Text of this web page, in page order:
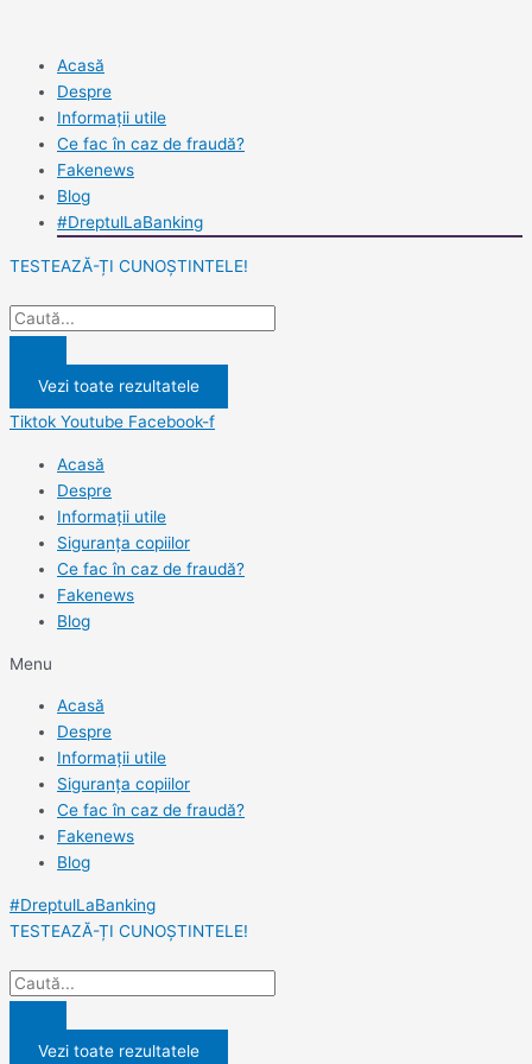
contentAcasă
Despre
Informații utile
Ce fac în caz de fraudă?
Fakenews
Blog
#DreptulLaBanking
TESTEAZĂ-ȚI CUNOȘTINTELE!
Vezi toate rezultatele
Tiktok Youtube Facebook-f
Acasă
Despre
Informații utile
Siguranța copiilor
Ce fac în caz de fraudă?
Fakenews
Blog
Menu
Acasă
Despre
Informații utile
Siguranța copiilor
Ce fac în caz de fraudă?
Fakenews
Blog
#DreptulLaBanking
TESTEAZĂ-ȚI CUNOȘTINTELE!
Vezi toate rezultatele